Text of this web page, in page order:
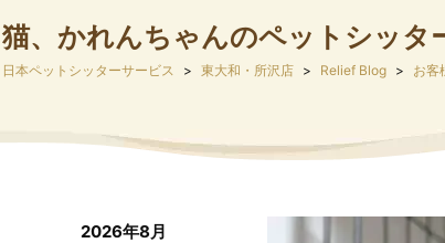
猫、かれんちゃんのペットシッタ
日本ペットシッターサービス 東大和・所沢店 Relief Blog お客
2026年8月